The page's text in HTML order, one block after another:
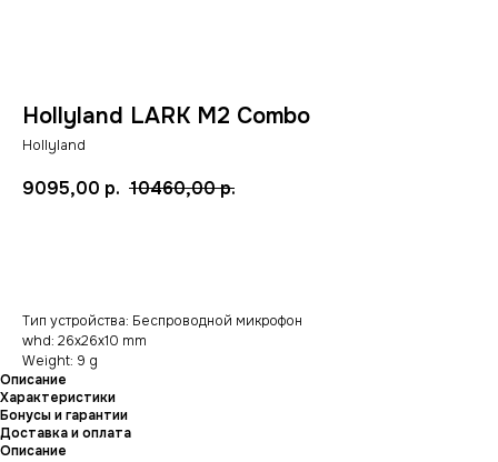
Hollyland LARK M2 Combo
Hollyland
9095,00 р. 10460,00р.
Тип устройства: Беспроводной микрофон
whd: 26x26x10 mm
Weight: 9 g
Описание
Характеристики
Бонусы и гарантии
Доставка и оплата
Описание